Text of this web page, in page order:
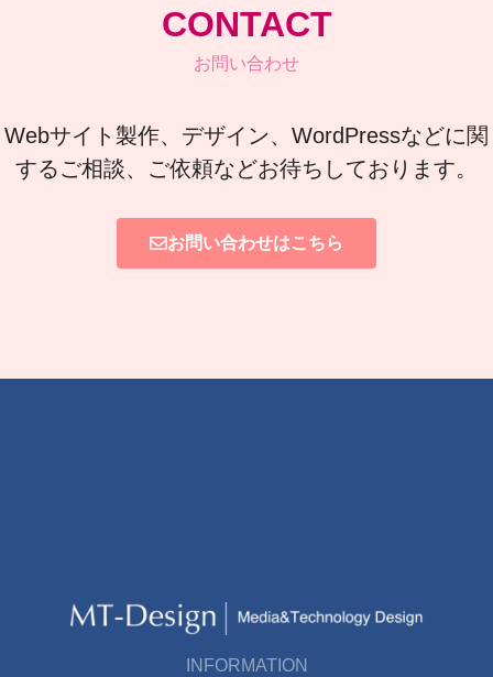
CONTACT
お問い合わせ
Webサイト製作、デザイン、WordPressなどに関
するご相談、ご依頼などお待ちしております。
お問い合わせはこちら
INFORMATION